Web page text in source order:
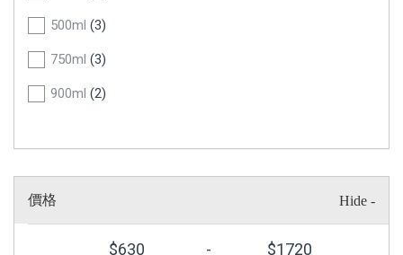
500ml (3)
750ml (3)
900ml (2)
價格
$630 - $1720